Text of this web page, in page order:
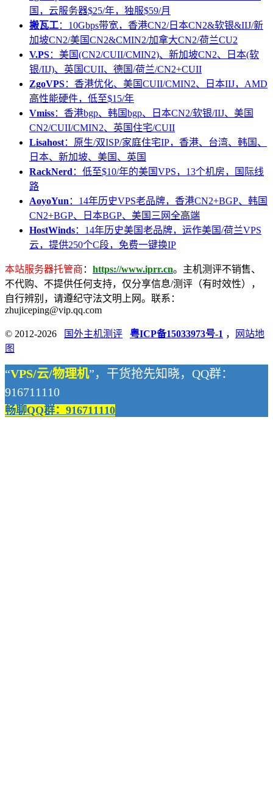
国，云服务器$25/年，独服$59/月
搬瓦工：10Gbps带宽，香港CN2/日本CN2&软银&IIJ/新
加坡CN2/美国CN2&CMIN2/加拿大CN2/荷兰CU2
V.PS：美国(CN2/CUII/CMIN2)、新加坡CN2、日本(软
银/IIJ)、英国CUII、德国/荷兰/CN2+CUII
ZgoVPS：香港优化、美国CUII/CMIN2、日本IIJ，AMD
高性能硬件，低至$15/年
Vmiss：香港bgp、韩国bgp、日本CN2/软银/IIJ、美国
CN2/CUII/CMIN2、英国住宅/CUII
Lisahost：原生/双ISP/家庭住宅IP，香港、台湾、韩国、
日本、新加坡、美国、英国
RackNerd ：低至$10/年的美国VPS，13个机房，国际线
路
AoyoYun ：14年历史VPS老品牌，香港CN2+BGP、韩国
CN2+BGP、日本BGP、美国三网全高端
HostWinds：14年历史美国老品牌，运作美国/荷兰VPS
云，提供250个C段，免费一键换IP
本站服务器托管商 ： https://www.iprr.cn。主机测评不销售、
不代购、不提供任何支持，仅分享信息/测评（有时效性），
自行辨别，请遵纪守法文明上网。联系：
zhujiceping@vip.qq.com
© 2012-2026 国外主机测评 粤ICP备15033973号-1 ，
网站地
图
“VPS/云/物理机”，干货抢先知晓，QQ群：
916711110
畅聊QQ群：916711110